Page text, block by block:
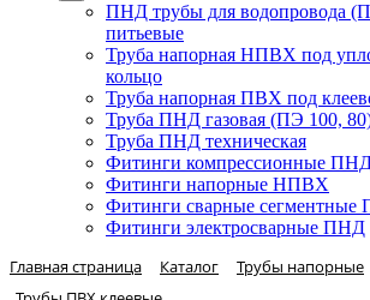
ПНД трубы для водопровода
питьевые
Труба напорная НПВХ под
кольцо
Труба напорная ПВХ под
Труба ПНД газовая (ПЭ 100,
Труба ПНД техническая
Фитинги компрессионные
Фитинги напорные НПВХ
Фитинги сварные
Фитинги электросварные ПНД
Главная страница Каталог
Трубы напорные